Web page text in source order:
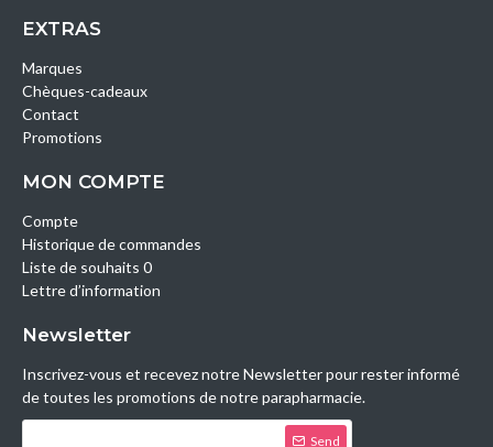
EXTRAS
Marques
Chèques-cadeaux
Contact
Promotions
MON COMPTE
Compte
Historique de commandes
Liste de souhaits 0
Lettre d’information
Newsletter
Inscrivez-vous et recevez notre Newsletter pour rester informé
de toutes les promotions de notre parapharmacie.
Send